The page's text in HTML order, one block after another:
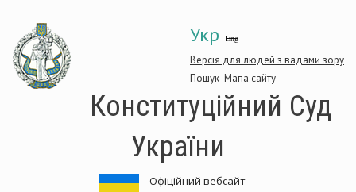
основного
матеріалу
Укр Eng
Версія для людей з вадами зору
Пошук Мапа сайту
Конституційний Суд
України
Офіційний вебсайт